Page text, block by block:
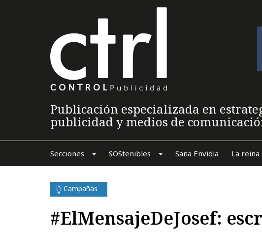
Publicación especializada en
publicidad y medios de
Secciones SOStenibles Sana Envidia La reina
Campañas
#ElMensajeDeJosef: